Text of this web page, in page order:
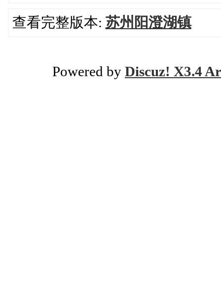
查看完整版本: 苏州阳澄湖镇
Powered by Discuz! X3.4